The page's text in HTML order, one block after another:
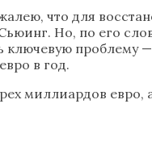
что для
Но, по его
ключевую проблему
в год.
миллиардов евро,